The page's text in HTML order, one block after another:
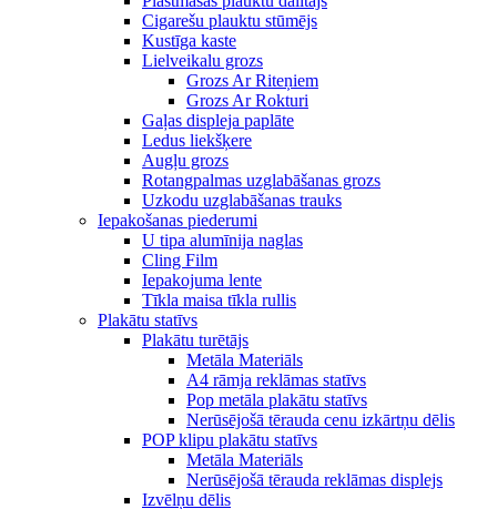
Cigarešu plauktu stūmējs
Kustīga kaste
Lielveikalu grozs
Grozs Ar Riteņiem
Grozs Ar Rokturi
Gaļas displeja paplāte
Ledus liekšķere
Augļu grozs
Rotangpalmas uzglabāšanas grozs
Uzkodu uzglabāšanas trauks
Iepakošanas piederumi
U tipa alumīnija naglas
Cling Film
Iepakojuma lente
Tīkla maisa tīkla rullis
Plakātu statīvs
Plakātu turētājs
Metāla Materiāls
A4 rāmja reklāmas statīvs
Pop metāla plakātu statīvs
Nerūsējošā tērauda cenu izkārtņu dēlis
POP klipu plakātu statīvs
Metāla Materiāls
Nerūsējošā tērauda reklāmas displejs
Izvēlņu dēlis